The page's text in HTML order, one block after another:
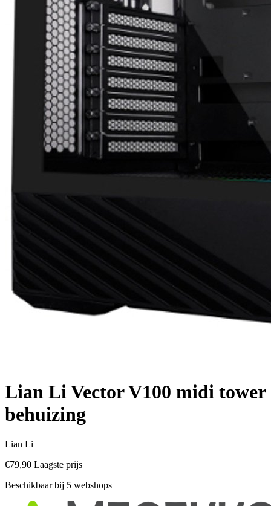
Lian Li Vector V100 midi tower
behuizing
Lian Li
€79,90 Laagste prijs
Beschikbaar bij 5 webshops